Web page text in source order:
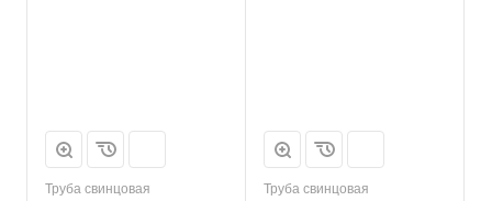
Труба свинцовая Труба свинцовая